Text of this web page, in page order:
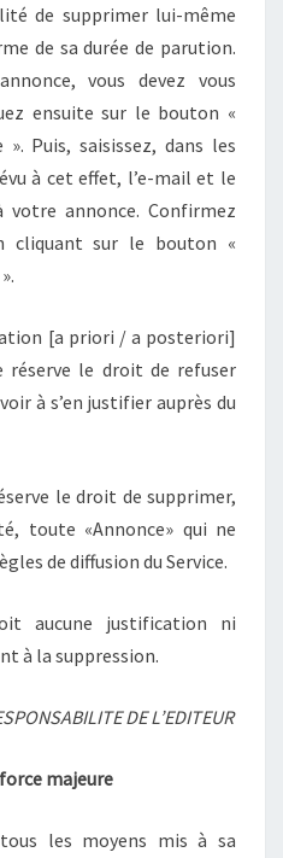
de supprimer lui-même
de sa durée de parution.
vous devez vous
ensuite sur le bouton «
Puis, saisissez, dans les
à cet effet, l’e-mail et le
votre annonce. Confirmez
cliquant sur le bouton «
[a priori / a posteriori]
réserve le droit de refuser
à s’en justifier auprès du
le droit de supprimer,
toute «Annonce» qui ne
de diffusion du Service.
aucune justification ni
à la suppression.
DE L’EDITEUR
majeure
les moyens mis à sa